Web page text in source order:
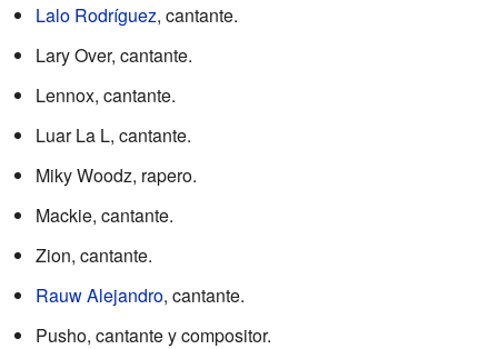
Lalo Rodríguez, cantante.
Lary Over, cantante.
Lennox, cantante.
Luar La L, cantante.
Miky Woodz, rapero.
Mackie, cantante.
Zion, cantante.
Rauw Alejandro, cantante.
Pusho, cantante y compositor.